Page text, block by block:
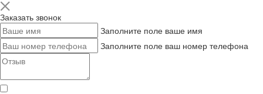
Заказать звонок
Заполните поле ваше имя
Заполните поле ваш номер телефона